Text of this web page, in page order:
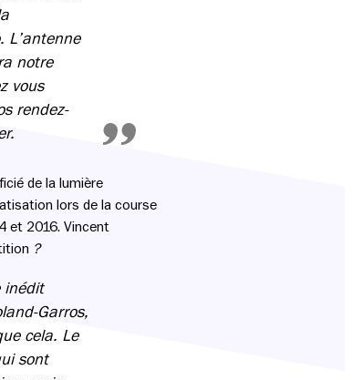
L’antenne
notre
vous
rendez-
de la lumière
lors de la course
et 2016. Vincent
?
inédit
Garros,
cela. Le
sont